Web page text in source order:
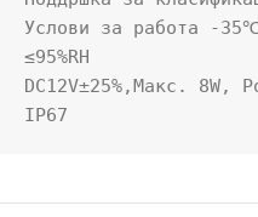
Услови за работа -
≤95%RH
DC12V±25%,Макс. 8W,
IP67